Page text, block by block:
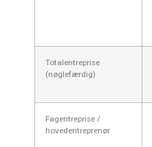
Totalentreprise
(nøglefærdig)
Fagentreprise /
hovedentreprenør